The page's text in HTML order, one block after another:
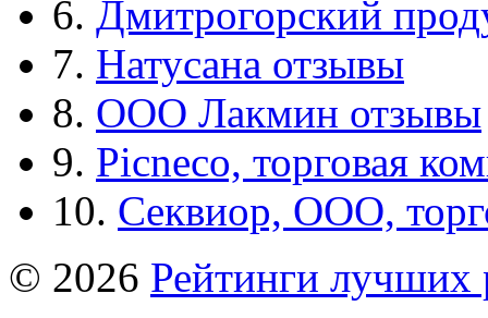
6. Дмитрогорский
7. Натусана отзывы
8. ООО Лакмин отзывы
9. Picneco, торговая
10. Секвиор, ООО,
© 2026 Рейтинги лучших